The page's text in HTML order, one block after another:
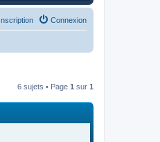
Connexion
Inscription
6 sujets • Page 1 sur 1